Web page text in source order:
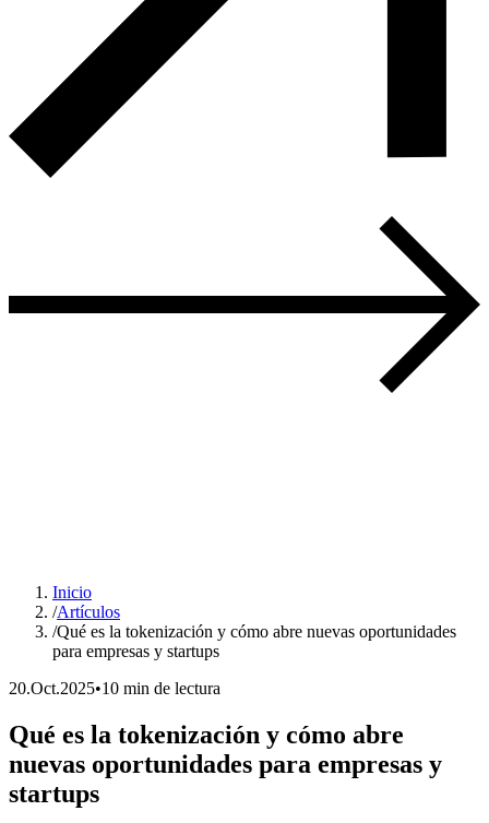
Inicio
/Artículos
/Qué es la tokenización y cómo abre nuevas oportunidades
para empresas y startups
20.Oct.2025•10 min de lectura
Qué es la tokenización y cómo abre
nuevas oportunidades para empresas y
startups